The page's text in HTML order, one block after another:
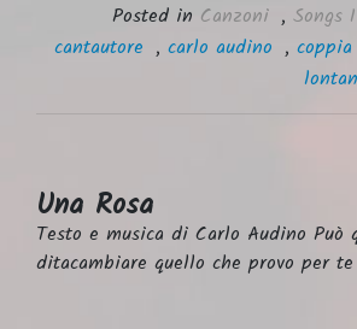
Posted in Canzoni , Songs I
cantautore , carlo audino , coppia
Una Rosa
Testo e musica di Carlo Audino Può
ditacambiare quello che provo per